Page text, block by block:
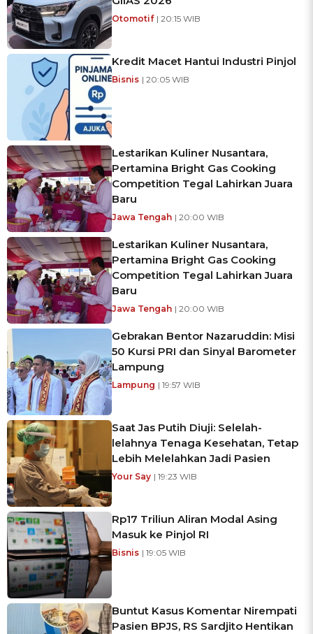
Otomotif | 20:15 WIB
Kredit Macet Hantui Industri Pinjol
Bisnis | 20:05 WIB
Lestarikan Kuliner Nusantara,
Pertamina Bright Gas Cooking
Competition Tegal Lahirkan Juara
Baru
Jawa Tengah | 20:00 WIB
Lestarikan Kuliner Nusantara,
Pertamina Bright Gas Cooking
Competition Tegal Lahirkan Juara
Baru
Jawa Tengah | 20:00 WIB
Gebrakan Bentor Nazaruddin: Misi
50 Kursi PRI dan Sinyal Barometer
Lampung
Lampung | 19:57 WIB
Saat Jas Putih Diuji: Selelah-
lelahnya Tenaga Kesehatan, Tetap
Lebih Melelahkan Jadi Pasien
Your Say | 19:23 WIB
Rp17 Triliun Aliran Modal Asing
Masuk ke Pinjol RI
Bisnis | 19:05 WIB
Buntut Kasus Komentar Nirempati
Pasien BPJS, RS Sardjito Hentikan